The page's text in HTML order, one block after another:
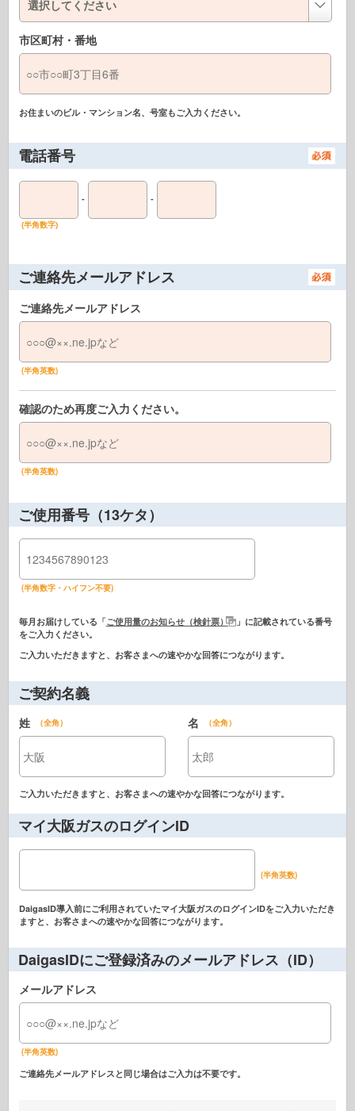
市区町村・番地
お住まいのビル・マンション名、号室もご入力ください。
電話番号
- -
(半角数字)
ご連絡先メールアドレス
ご連絡先メールアドレス
(半角英数)
確認のため再度ご入力ください。
(半角英数)
ご使用番号（13ケタ）
(半角数字・ハイフン不要)
毎月お届けしている「ご使用量のお知らせ（検針票）
」に記載されている番号
をご入力ください。
ご入力いただきますと、お客さまへの速やかな回答につながります。
ご契約名義
姓 （全角） 名 （全角）
ご入力いただきますと、お客さまへの速やかな回答につながります。
マイ大阪ガスのログインID
(半角英数)
DaigasID導入前にご利用されていたマイ大阪ガスのログインIDをご入力いただき
ますと、お客さまへの速やかな回答につながります。
DaigasIDにご登録済みのメールアドレス（ID）
メールアドレス
(半角英数)
ご連絡先メールアドレスと同じ場合はご入力は不要です。